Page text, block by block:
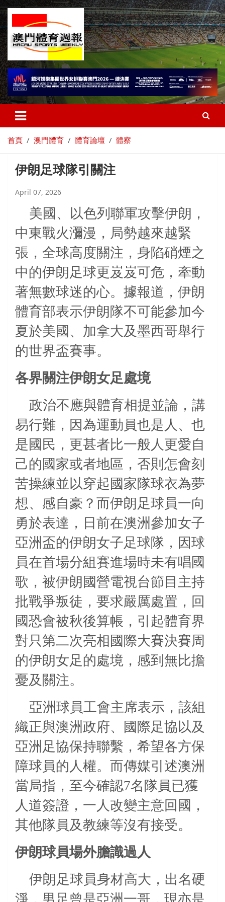
首頁 澳門體育 體育論壇 體察
伊朗足球隊引關注
April 07, 2026
美國、以色列聯軍攻擊伊朗，
中東戰火瀰漫，局勢越來越緊
張，全球高度關注，身陷硝煙之
中的伊朗足球更岌岌可危，牽動
著無數球迷的心。據報道，伊朗
體育部表示伊朗隊不可能參加今
夏於美國、加拿大及墨西哥舉行
的世界盃賽事。
各界關注伊朗女足處境
政治不應與體育相提並論，講
易行難，因為運動員也是人、也
是國民，更甚者比一般人更愛自
己的國家或者地區，否則怎會刻
苦操練並以穿起國家隊球衣為夢
想、感自豪？而伊朗足球員一向
勇於表達，日前在澳洲參加女子
亞洲盃的伊朗女子足球隊，因球
員在首場分組賽進場時未有唱國
歌，被伊朗國營電視台節目主持
批戰爭叛徒，要求嚴厲處置，回
國恐會被秋後算帳，引起體育界
對只第二次亮相國際大賽決賽周
的伊朗女足的處境，感到無比擔
憂及關注。
亞洲球員工會主席表示，該組
織正與澳洲政府、國際足協以及
亞洲足協保持聯繫，希望各方保
障球員的人權。而傳媒引述澳洲
當局指，至今確認7名隊員已獲
人道簽證，一人改變主意回國，
其他隊員及教練等沒有接受。
伊朗球員場外膽識過人
伊朗足球員身材高大，出名硬